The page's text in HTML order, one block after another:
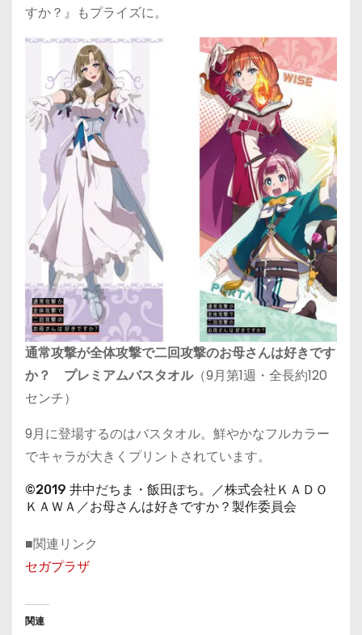
すか？』もプライズに。
通常攻撃が全体攻撃で二回攻撃のお母さんは好きです
か？ プレミアムバスタオル（9月第1週・全長約120
センチ）
9月に登場するのはバスタオル。鮮やかなフルカラー
でキャラが大きくプリントされています。
©2019 井中だちま・飯田ぽち。／株式会社ＫＡＤＯ
ＫＡＷＡ／お母さんは好きですか？製作委員会
■関連リンク
セガプラザ
関連